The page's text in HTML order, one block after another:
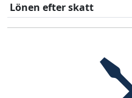
Lönen efter skatt